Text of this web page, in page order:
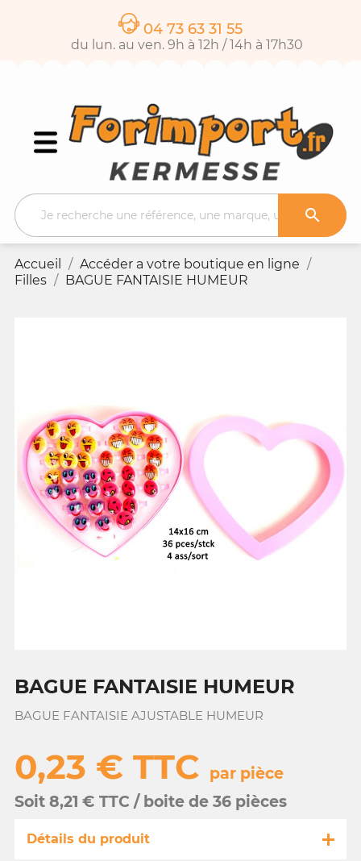
04 73 63 31 55
du lun. au ven. 9h à 12h / 14h à 17h30

Accueil
Accéder a votre boutique en ligne
Filles
BAGUE FANTAISIE HUMEUR
BAGUE FANTAISIE HUMEUR
BAGUE FANTAISIE AJUSTABLE HUMEUR
0,23 € TTC par pièce
Soit 8,21 € TTC / boite de 36 pièces
Détails du produit